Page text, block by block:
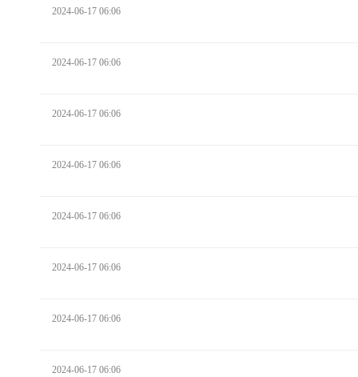
2024-06-17 06:06
2024-06-17 06:06
2024-06-17 06:06
2024-06-17 06:06
2024-06-17 06:06
2024-06-17 06:06
2024-06-17 06:06
2024-06-17 06:06